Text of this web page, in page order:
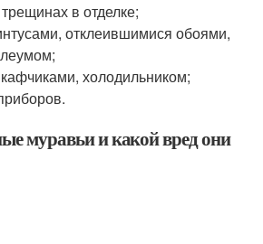
в отделке;
отклеившимися обоями,
холодильником;
муравьи и какой вред они